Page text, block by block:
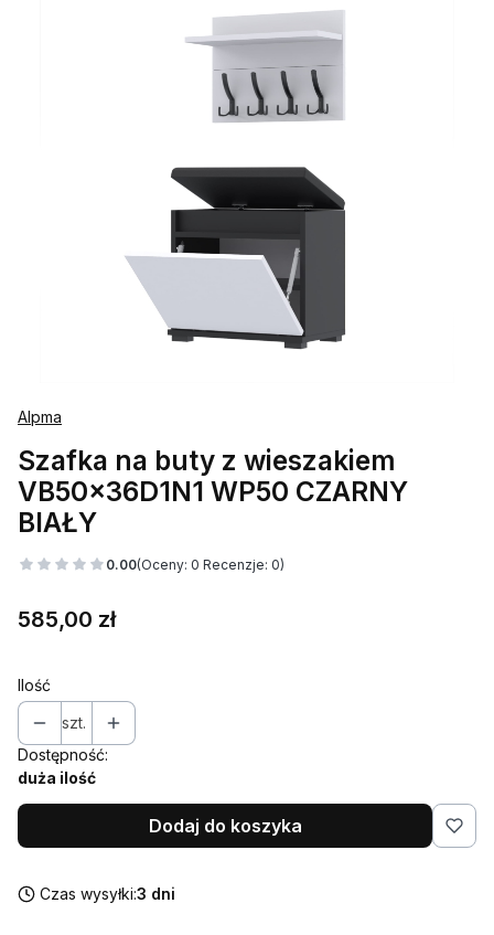
Alpma
Szafka na buty z wieszakiem
VB50x36D1N1 WP50 CZARNY
BIAŁY
0.00(Oceny: 0 Recenzje: 0)
Cena
585,00 zł
Ilość
szt.
Dostępność:
duża ilość
Dodaj do koszyka
Czas wysyłki:3 dni